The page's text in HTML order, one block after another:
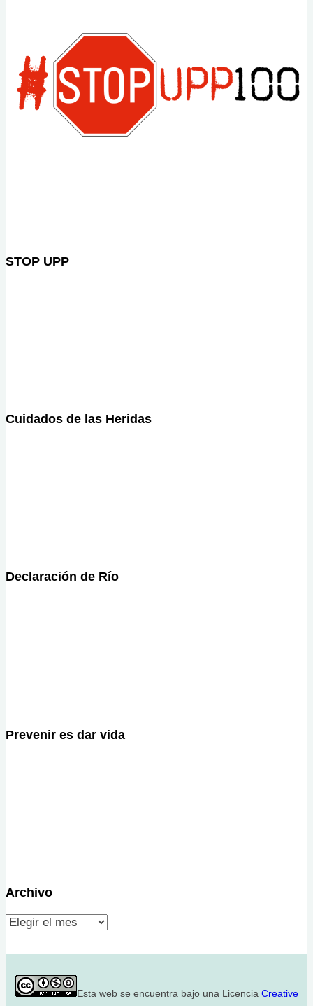
STOP UPP
Cuidados de las Heridas
Declaración de Río
Prevenir es dar vida
Archivo
Archivo
Esta web se encuentra bajo una Licencia Creative